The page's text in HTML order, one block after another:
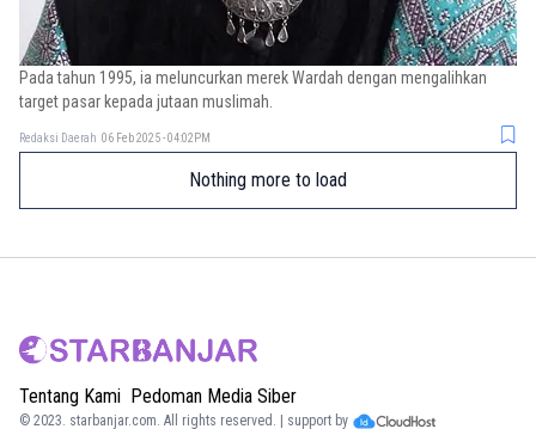
Pada tahun 1995, ia meluncurkan merek Wardah dengan mengalihkan
target pasar kepada jutaan muslimah.
Redaksi Daerah 06 Feb 2025 - 04:02PM
Nothing more to load
Tentang Kami Pedoman Media Siber
© 2023. starbanjar.com. All rights reserved. | support by